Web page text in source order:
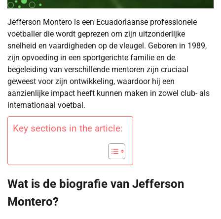
Jefferson Montero is een Ecuadoriaanse professionele
voetballer die wordt geprezen om zijn uitzonderlijke
snelheid en vaardigheden op de vleugel. Geboren in 1989,
zijn opvoeding in een sportgerichte familie en de
begeleiding van verschillende mentoren zijn cruciaal
geweest voor zijn ontwikkeling, waardoor hij een
aanzienlijke impact heeft kunnen maken in zowel club- als
internationaal voetbal.
Key sections in the article:
Wat is de biografie van Jefferson
Montero?